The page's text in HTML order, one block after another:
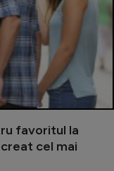
favoritul la
cel mai